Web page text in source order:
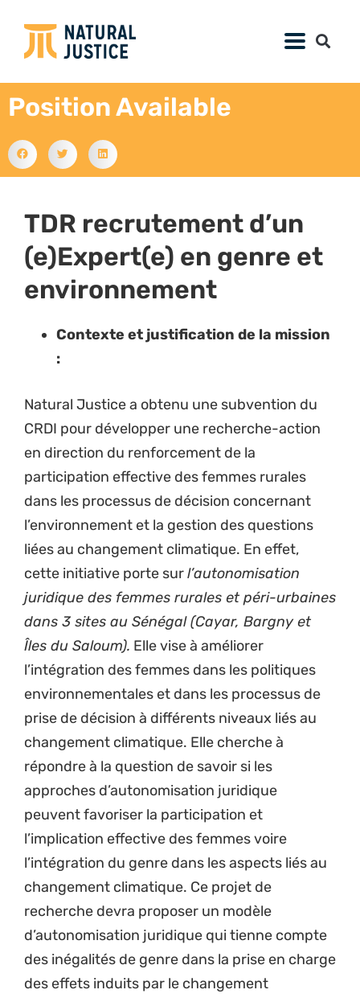
Position Available
TDR recrutement d’un
(e)Expert(e) en genre et
environnement
Contexte et justification de la mission
:
Natural Justice a obtenu une subvention du
CRDI pour développer une recherche-action
en direction du renforcement de la
participation effective des femmes rurales
dans les processus de décision concernant
l’environnement et la gestion des questions
liées au changement climatique. En effet,
cette initiative porte surl’autonomisation
juridique des femmes rurales et péri-urbaines
dans 3 sites au Sénégal (Cayar, Bargny et
Îles du Saloum). Elle vise à améliorer
l’intégration des femmes dans les politiques
environnementales et dans les processus de
prise de décision à différents niveaux liés au
changement climatique. Elle cherche à
répondre à la question de savoir si les
approches d’autonomisation juridique
peuvent favoriser la participation et
l’implication effective des femmes voire
l’intégration du genre dans les aspects liés au
changement climatique. Ce projet de
recherche devra proposer un modèle
d’autonomisation juridique qui tienne compte
des inégalités de genre dans la prise en charge
des effets induits par le changement